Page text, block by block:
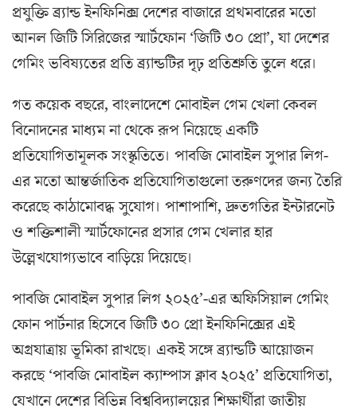
প্রযুক্তি ব্র্যান্ড ইনফিনিক্স দেশের বাজারে প্রথমবারের মতো
আনল জিটি সিরিজের স্মার্টফোন ‘জিটি ৩০ প্রো’, যা দেশের
গেমিং ভবিষ্যতের প্রতি ব্র্যান্ডটির দৃঢ় প্রতিশ্রুতি তুলে ধরে।
গত কয়েক বছরে, বাংলাদেশে মোবাইল গেম খেলা কেবল
বিনোদনের মাধ্যম না থেকে রূপ নিয়েছে একটি
প্রতিযোগিতামূলক সংস্কৃতিতে। পাবজি মোবাইল সুপার লিগ-
এর মতো আন্তর্জাতিক প্রতিযোগিতাগুলো তরুণদের জন্য তৈরি
করেছে কাঠামোবদ্ধ সুযোগ। পাশাপাশি, দ্রুতগতির ইন্টারনেট
ও শক্তিশালী স্মার্টফোনের প্রসার গেম খেলার হার
উল্লেখযোগ্যভাবে বাড়িয়ে দিয়েছে।
পাবজি মোবাইল সুপার লিগ ২০২৫’-এর অফিসিয়াল গেমিং
ফোন পার্টনার হিসেবে জিটি ৩০ প্রো ইনফিনিক্সের এই
অগ্রযাত্রায় ভূমিকা রাখছে। একই সঙ্গে ব্র্যান্ডটি আয়োজন
করছে ‘পাবজি মোবাইল ক্যাম্পাস ক্লাব ২০২৫’ প্রতিযোগিতা,
যেখানে দেশের বিভিন্ন বিশ্ববিদ্যালয়ের শিক্ষার্থীরা জাতীয়